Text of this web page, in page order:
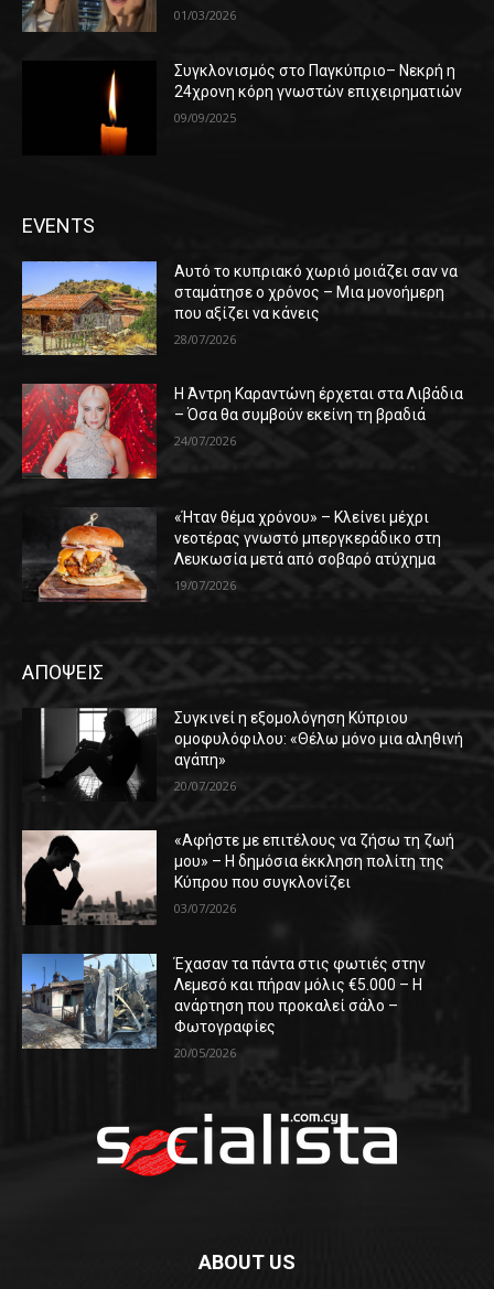
01/03/2026
Συγκλονισμός στο Παγκύπριο– Νεκρή η
24χρονη κόρη γνωστών επιχειρηματιών
09/09/2025
EVENTS
Αυτό το κυπριακό χωριό μοιάζει σαν να
σταμάτησε ο χρόνος – Μια μονοήμερη
που αξίζει να κάνεις
28/07/2026
Η Άντρη Καραντώνη έρχεται στα Λιβάδια
– Όσα θα συμβούν εκείνη τη βραδιά
24/07/2026
«Ήταν θέμα χρόνου» – Κλείνει μέχρι
νεοτέρας γνωστό μπεργκεράδικο στη
Λευκωσία μετά από σοβαρό ατύχημα
19/07/2026
ΑΠΟΨΕΙΣ
Συγκινεί η εξομολόγηση Κύπριου
ομοφυλόφιλου: «Θέλω μόνο μια αληθινή
αγάπη»
20/07/2026
«Αφήστε με επιτέλους να ζήσω τη ζωή
μου» – Η δημόσια έκκληση πολίτη της
Κύπρου που συγκλονίζει
03/07/2026
Έχασαν τα πάντα στις φωτιές στην
Λεμεσό και πήραν μόλις €5.000 – Η
ανάρτηση που προκαλεί σάλο –
Φωτογραφίες
20/05/2026
ABOUT US